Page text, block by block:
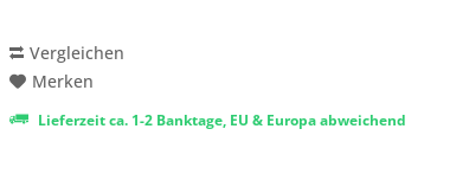
Vergleichen
Merken
Lieferzeit ca. 1-2 Banktage, EU & Europa abweichend